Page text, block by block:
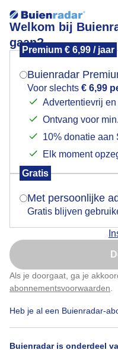
Welkom bij
gaan?
Premium € 6,99 / jaar
Buienradar
Voor slechts € 6,99
Advertentievrij
Ontvang voor
10% donatie aan
Elk moment
Gratis
Met persoonlijke
Gratis blijven
Als je doorgaat, ga je
abonnementsvoorwaarden
Heb je al een Buienradar-
Buienradar is onderdeel
groeizaam weer
Door: ben Saanen Gemaakt:
Mogen we je
Indien je hier nog
verschijnt er zo een
Is goed,
Nu niet,
Klik hier